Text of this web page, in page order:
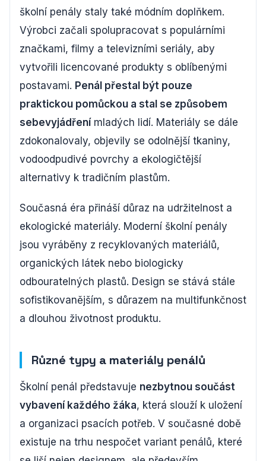
školní penály staly také módním doplňkem.
Výrobci začali spolupracovat s populárními
značkami, filmy a televizními seriály, aby
vytvořili licencované produkty s oblíbenými
postavami. Penál přestal být pouze
praktickou pomůckou a stal se způsobem
sebevyjádřenímladých lidí. Materiály se dále
zdokonalovaly, objevily se odolnější tkaniny,
vodoodpudivé povrchy a ekologičtější
alternativy k tradičním plastům.
Současná éra přináší důraz na udržitelnost a
ekologické materiály. Moderní školní penály
jsou vyráběny z recyklovaných materiálů,
organických látek nebo biologicky
odbouratelných plastů. Design se stává stále
sofistikovanějším, s důrazem na multifunkčnost
a dlouhou životnost produktu.
Různé typy a materiály penálů
Školní penál představuje nezbytnou součást
vybavení každého žáka, která slouží k uložení
a organizaci psacích potřeb. V současné době
existuje na trhu nespočet variant penálů, které